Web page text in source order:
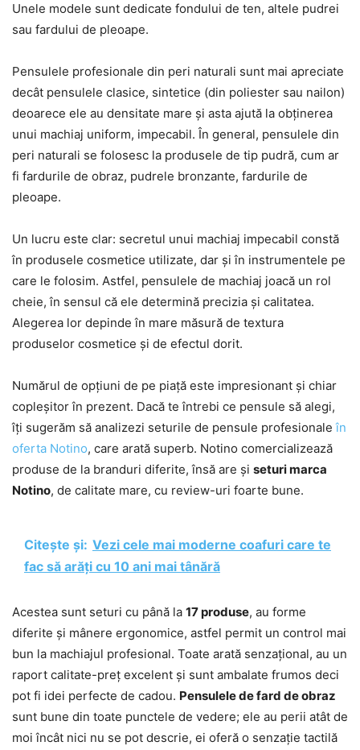
Unele modele sunt dedicate fondului de ten, altele pudrei
sau fardului de pleoape.
Pensulele profesionale din peri naturali sunt mai apreciate
decât pensulele clasice, sintetice (din poliester sau nailon)
deoarece ele au densitate mare și asta ajută la obținerea
unui machiaj uniform, impecabil. În general, pensulele din
peri naturali se folosesc la produsele de tip pudră, cum ar
fi fardurile de obraz, pudrele bronzante, fardurile de
pleoape.
Un lucru este clar: secretul unui machiaj impecabil constă
în produsele cosmetice utilizate, dar și în instrumentele pe
care le folosim. Astfel, pensulele de machiaj joacă un rol
cheie, în sensul că ele determină precizia și calitatea.
Alegerea lor depinde în mare măsură de textura
produselor cosmetice și de efectul dorit.
Numărul de opțiuni de pe piață este impresionant și chiar
copleșitor în prezent. Dacă te întrebi ce pensule să alegi,
îți sugerăm să analizezi seturile de pensule profesionaleîn
oferta Notino, care arată superb. Notino comercializează
produse de la branduri diferite, însă are și seturi marca
Notino, de calitate mare, cu review-uri foarte bune.
Citește și: Vezi cele mai moderne coafuri care te
fac să arăți cu 10 ani mai tânără
Acestea sunt seturi cu până la 17 produse, au forme
diferite și mânere ergonomice, astfel permit un control mai
bun la machiajul profesional. Toate arată senzațional, au un
raport calitate-preț excelent și sunt ambalate frumos deci
pot fi idei perfecte de cadou. Pensulele de fard de obraz
sunt bune din toate punctele de vedere; ele au perii atât de
moi încât nici nu se pot descrie, ei oferă o senzație tactilă